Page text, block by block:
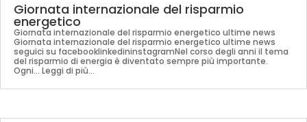
Giornata internazionale del risparmio
energetico
Giornata internazionale del risparmio energetico ultime news
Giornata internazionale del risparmio energetico ultime news
seguici su facebooklinkedininstagramNel corso degli anni il tema
del risparmio di energia è diventato sempre più importante.
Ogni... Leggi di più...